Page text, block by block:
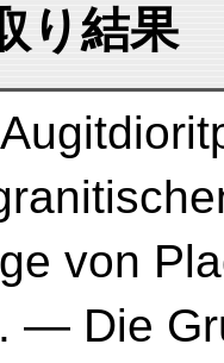
り結果
von
— Die